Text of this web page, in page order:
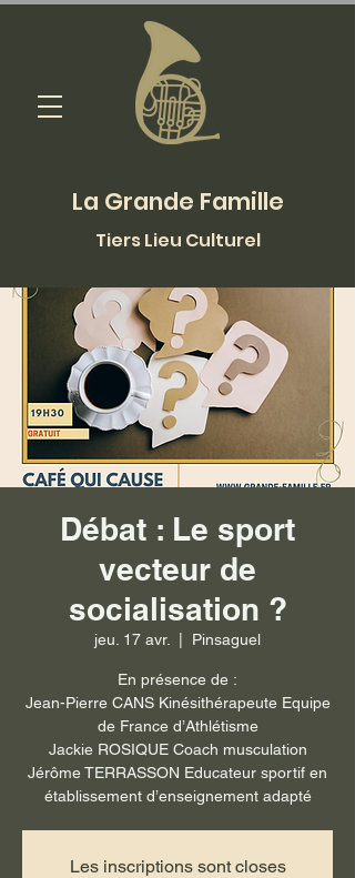
La Grande Famille
Tiers Lieu Culturel
Débat : Le sport
vecteur de
socialisation ?
jeu. 17 avr. Pinsaguel
En présence de :
Jean-Pierre CANS Kinésithérapeute Equipe
de France d’Athlétisme
Jackie ROSIQUE Coach musculation
Jérôme TERRASSON Educateur sportif en
établissement d’enseignement adapté
Les inscriptions sont closes